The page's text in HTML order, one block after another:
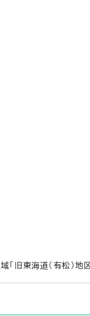
東海道（有松）地区